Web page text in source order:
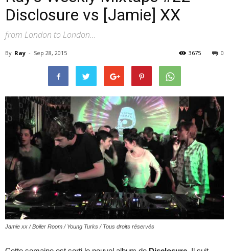
webzine
culturel
musique
Disclosure vs [Jamie] XX
from London to London...
By Ray - Sep 28, 2015 0
3675
Jamie xx / Boiler Room / Young Turks / Tous droits réservés